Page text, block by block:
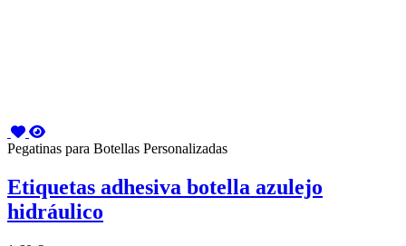
Pegatinas para Botellas Personalizadas
Etiquetas adhesiva botella azulejo
hidráulico